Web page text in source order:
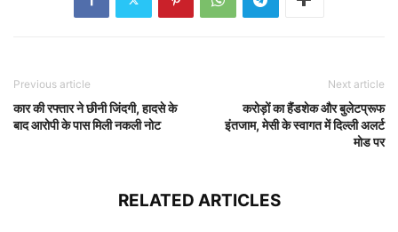
Previous article
कार की रफ्तार ने छीनी जिंदगी, हादसे के
बाद आरोपी के पास मिली नकली नोट
Next article
करोड़ों का हैंडशेक और बुलेटप्रूफ
इंतजाम, मेसी के स्वागत में दिल्ली अलर्ट
मोड पर
RELATED ARTICLES